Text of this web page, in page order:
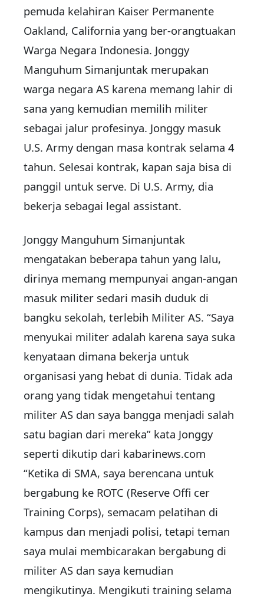
pemuda kelahiran Kaiser Permanente
Oakland, California yang ber-orangtuakan
Warga Negara Indonesia. Jonggy
Manguhum Simanjuntak merupakan
warga negara AS karena memang lahir di
sana yang kemudian memilih militer
sebagai jalur profesinya. Jonggy masuk
U.S. Army dengan masa kontrak selama 4
tahun. Selesai kontrak, kapan saja bisa di
panggil untuk serve. Di U.S. Army, dia
bekerja sebagai legal assistant.
Jonggy Manguhum Simanjuntak
mengatakan beberapa tahun yang lalu,
dirinya memang mempunyai angan-angan
masuk militer sedari masih duduk di
bangku sekolah, terlebih Militer AS. “Saya
menyukai militer adalah karena saya suka
kenyataan dimana bekerja untuk
organisasi yang hebat di dunia. Tidak ada
orang yang tidak mengetahui tentang
militer AS dan saya bangga menjadi salah
satu bagian dari mereka” kata Jonggy
seperti dikutip dari kabarinews.com
“Ketika di SMA, saya berencana untuk
bergabung ke ROTC (Reserve Offi cer
Training Corps), semacam pelatihan di
kampus dan menjadi polisi, tetapi teman
saya mulai membicarakan bergabung di
militer AS dan saya kemudian
mengikutinya. Mengikuti training selama